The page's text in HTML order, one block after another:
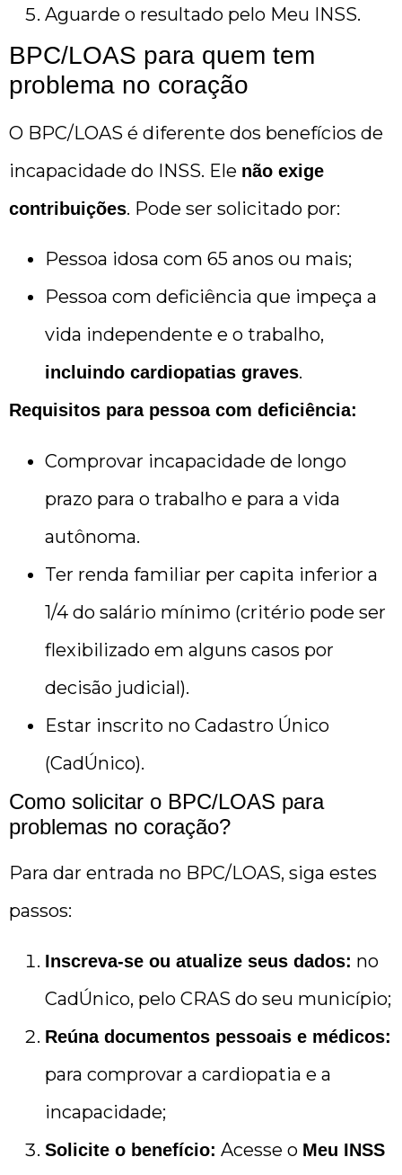
Aguarde o resultado pelo Meu INSS.
BPC/LOAS para quem tem
problema no coração
O BPC/LOAS é diferente dos benefícios de
incapacidade do INSS. Ele não exige
contribuições. Pode ser solicitado por:
Pessoa idosa com 65 anos ou mais;
Pessoa com deficiência que impeça a
vida independente e o trabalho,
incluindo cardiopatias graves.
Requisitos para pessoa com deficiência:
Comprovar incapacidade de longo
prazo para o trabalho e para a vida
autônoma.
Ter renda familiar per capita inferior a
1/4 do salário mínimo (critério pode ser
flexibilizado em alguns casos por
decisão judicial).
Estar inscrito no Cadastro Único
(CadÚnico).
Como solicitar o BPC/LOAS para
problemas no coração?
Para dar entrada no BPC/LOAS, siga estes
passos:
Inscreva-se ou atualize seus dados: no
CadÚnico, pelo CRAS do seu município;
Reúna documentos pessoais e médicos:
para comprovar a cardiopatia e a
incapacidade;
Solicite o benefício: Acesse o Meu INSS